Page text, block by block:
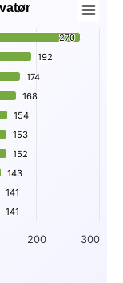
ranges from 141 to
270
270
192
192
174
174
168
168
154
154
153
153
152
152
143
143
141
141
141
141
200 300